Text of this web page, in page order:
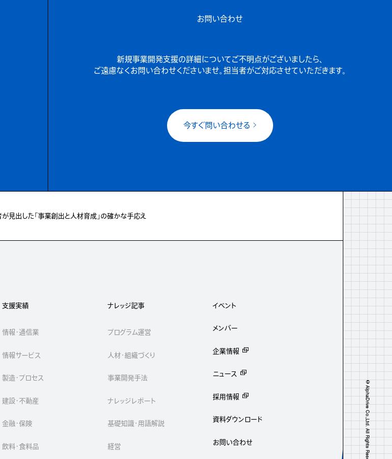
お問い合わせ
新規事業開発支援の詳細についてご不明点がございましたら、
ご遠慮なくお問い合わせくださいませ。担当者がご対応させていただきます。
今すぐ問い合わせる
見出した「事業創出と人材育成」の確かな手応え
支援実績
情報・通信業
情報サービス
製造・プロセス
建設・不動産
金融・保険
飲料・食料品
ナレッジ記事
プログラム運営
人材・組織づくり
事業開発手法
ナレッジレポート
基礎知識・用語解説
経営
イベント
メンバー
企業情報
ニュース
採用情報
資料ダウンロード
お問い合わせ ©AlphaDrive Co.,Ltd. All Rights Reserved.